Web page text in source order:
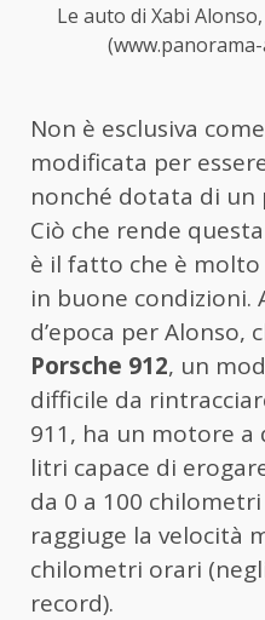
Le auto di Xabi
Non è esclusiva
modificata per
nonché dotata di un
Ciò che rende
è il fatto che è
in buone condizioni.
d’epoca per Alonso,
Porsche 912, un
difficile da
911, ha un motore
litri capace di
da 0 a 100
raggiuge la velocità
chilometri orari
record).